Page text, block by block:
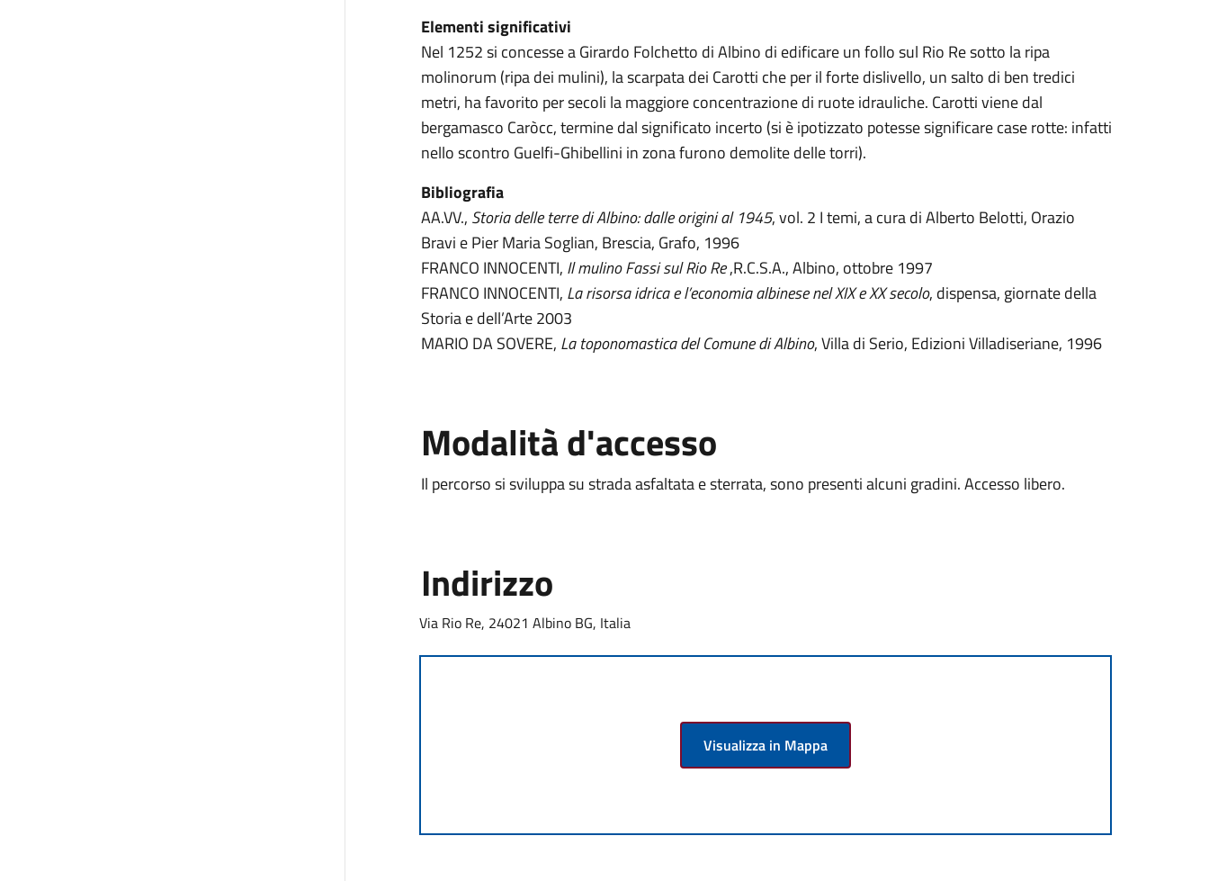
Elementi significativi
Nel 1252 si concesse a Girardo Folchetto di Albino di edificare un follo sul Rio Re sotto la ripa
molinorum (ripa dei mulini), la scarpata dei Carotti che per il forte dislivello, un salto di ben tredici
metri, ha favorito per secoli la maggiore concentrazione di ruote idrauliche. Carotti viene dal
bergamasco Caròcc, termine dal significato incerto (si è ipotizzato potesse significare case rotte: infatti
nello scontro Guelfi-Ghibellini in zona furono demolite delle torri).
Bibliografia
AA.VV., Storia delle terre di Albino: dalle origini al 1945, vol. 2 I temi, a cura di Alberto Belotti, Orazio
Bravi e Pier Maria Soglian, Brescia, Grafo, 1996
FRANCO INNOCENTI, Il mulino Fassi sul Rio Re,R.C.S.A., Albino, ottobre 1997
FRANCO INNOCENTI, La risorsa idrica e l’economia albinese nel XIX e XX secolo, dispensa, giornate della
Storia e dell’Arte 2003
MARIO DA SOVERE, La toponomastica del Comune di Albino, Villa di Serio, Edizioni Villadiseriane, 1996
Modalità d'accesso
Il percorso si sviluppa su strada asfaltata e sterrata, sono presenti alcuni gradini. Accesso libero.
Indirizzo
Via Rio Re, 24021 Albino BG, Italia
Visualizza in Mappa